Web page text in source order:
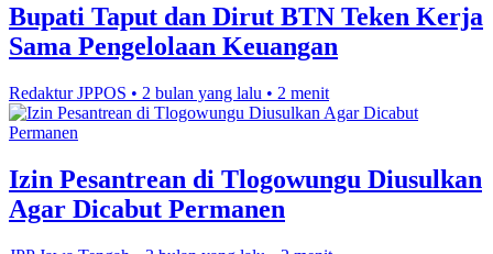
Bupati Taput dan Dirut BTN Teken Kerja
Sama Pengelolaan Keuangan
Redaktur JPPOS • 2 bulan yang lalu • 2 menit
Izin Pesantrean di Tlogowungu Diusulkan
Agar Dicabut Permanen